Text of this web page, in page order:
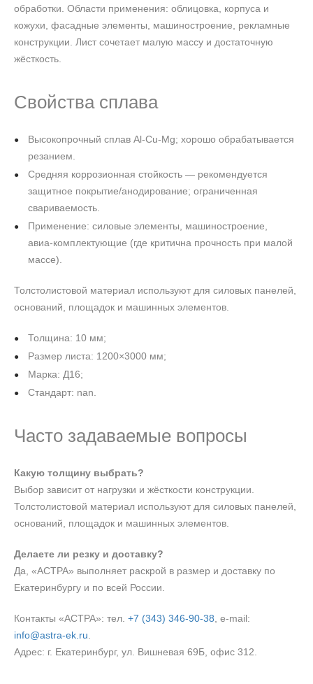
обработки. Области применения: облицовка, корпуса и
кожухи, фасадные элементы, машиностроение, рекламные
конструкции. Лист сочетает малую массу и достаточную
жёсткость.
Свойства сплава
Высокопрочный сплав Al‑Cu‑Mg; хорошо обрабатывается
резанием.
Средняя коррозионная стойкость — рекомендуется
защитное покрытие/анодирование; ограниченная
свариваемость.
Применение: силовые элементы, машиностроение,
авиа‑комплектующие (где критична прочность при малой
массе).
Толстолистовой материал используют для силовых панелей,
оснований, площадок и машинных элементов.
Толщина: 10 мм;
Размер листа: 1200×3000 мм;
Марка: Д16;
Стандарт: nan.
Часто задаваемые вопросы
Какую толщину выбрать?
Выбор зависит от нагрузки и жёсткости конструкции.
Толстолистовой материал используют для силовых панелей,
оснований, площадок и машинных элементов.
Делаете ли резку и доставку?
Да, «АСТРА» выполняет раскрой в размер и доставку по
Екатеринбургу и по всей России.
Контакты «АСТРА»: тел. +7 (343) 346‑90‑38 , e‑mail:
info@astra-ek.ru
Адрес: г. Екатеринбург, ул. Вишневая 69Б, офис 312.